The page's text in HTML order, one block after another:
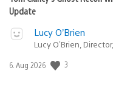
Update
Lucy O’Brien
Lucy O’Brien,
Veröffentlichungsdatum:
6. Aug 2026 3